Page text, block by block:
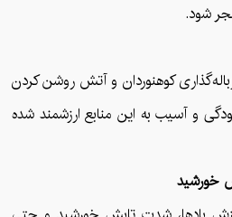
شود.
کوهنوردان و آتش روشن کردن
و آسیب به این منابع ارزشمند شده